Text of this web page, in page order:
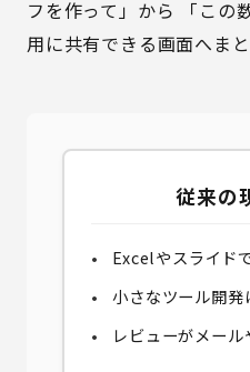
フを作って」から 「この
用に共有できる画面へま
従来の
Excelやスライド
小さなツール開発
レビューがメー